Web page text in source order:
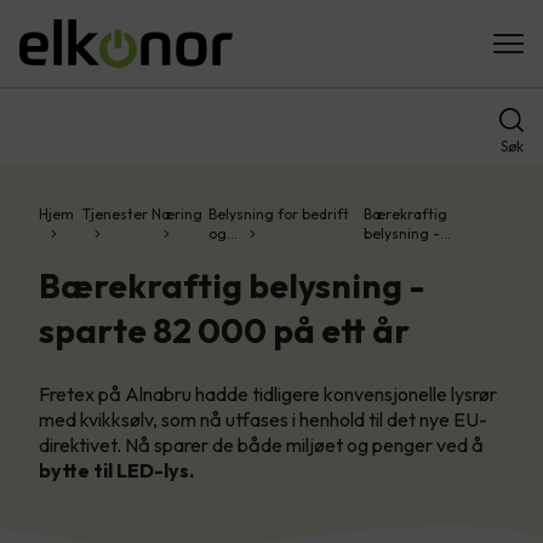
Søk
Hjem Tjenester Næring Belysning for bedrift
og…
Bærekraftig
belysning -…
Bærekraftig belysning -
sparte 82 000 på ett år
Fretex på Alnabru hadde tidligere konvensjonelle lysrør
med kvikksølv, som nå utfases i henhold til det nye EU-
direktivet. Nå sparer de både miljøet og penger ved å
bytte til LED-lys.